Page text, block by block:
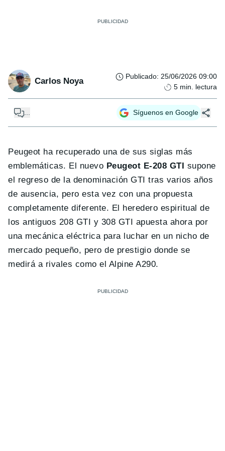
Carlos Noya Publicado: 25/06/2026 09:00
5 min. lectura
... Síguenos en Google
Peugeot ha recuperado una de sus siglas más
emblemáticas. El nuevo Peugeot E-208 GTI supone
el regreso de la denominación GTI tras varios años
de ausencia, pero esta vez con una propuesta
completamente diferente. El heredero espiritual de
los antiguos 208 GTI y 308 GTI apuesta ahora por
una mecánica eléctrica para luchar en un nicho de
mercado pequeño, pero de prestigio donde se
medirá a rivales como el Alpine A290.